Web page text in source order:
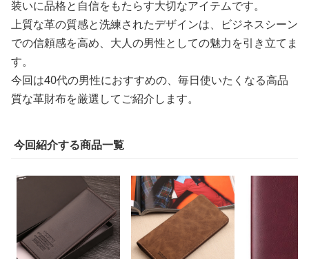
装いに品格と自信をもたらす大切なアイテムです。
上質な革の質感と洗練されたデザインは、ビジネスシーン
での信頼感を高め、大人の男性としての魅力を引き立てま
す。
今回は40代の男性におすすめの、毎日使いたくなる高品
質な革財布を厳選してご紹介します。
今回紹介する商品一覧